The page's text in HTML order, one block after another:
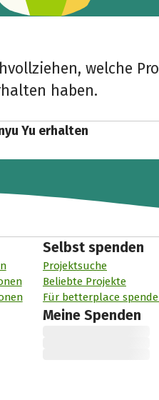
welche
haben.
Yu erhalten
Selbst spenden
Projektsuche
Beliebte Projekte
Für betterplace
Meine Spenden